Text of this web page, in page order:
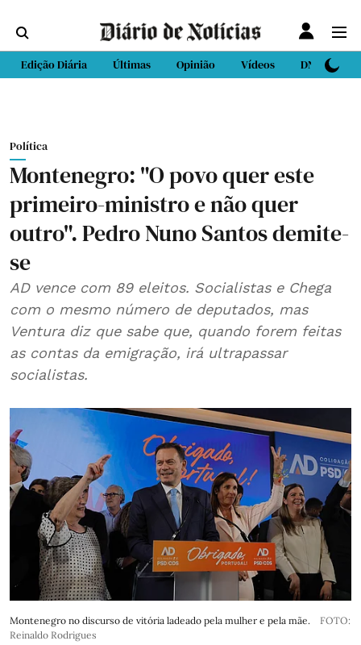
Edição Diária Últimas Opinião Vídeos DN Sport
Política
Montenegro: "O povo quer este
primeiro-ministro e não quer
outro". Pedro Nuno Santos demite-
se
AD vence com 89 eleitos. Socialistas e Chega
com o mesmo número de deputados, mas
Ventura diz que sabe que, quando forem feitas
as contas da emigração, irá ultrapassar
socialistas.
Montenegro no discurso de vitória ladeado pela mulher e pela mãe.
FOTO:
Reinaldo Rodrigues